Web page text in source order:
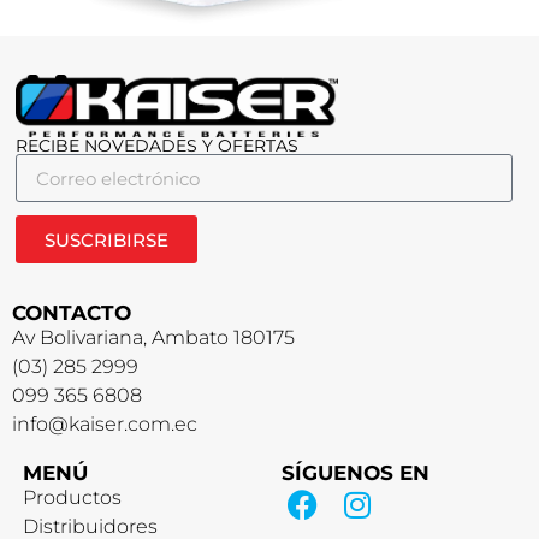
RECIBE NOVEDADES Y OFERTAS
SUSCRIBIRSE
CONTACTO
Av Bolivariana, Ambato 180175
(03) 285 2999
099 365 6808
info@kaiser.com.ec
MENÚ
Productos
Distribuidores
SÍGUENOS EN